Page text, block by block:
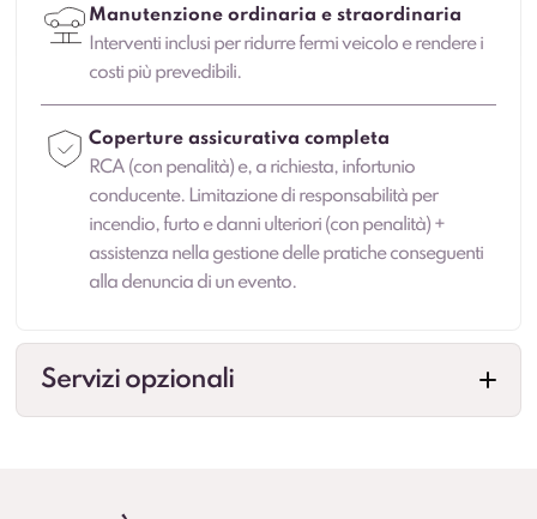
Manutenzione ordinaria e straordinaria
Interventi inclusi per ridurre fermi veicolo e rendere i
costi più prevedibili.
Coperture assicurativa completa
RCA (con penalità) e, a richiesta, infortunio
conducente. Limitazione di responsabilità per
incendio, furto e danni ulteriori (con penalità) +
assistenza nella gestione delle pratiche conseguenti
alla denuncia di un evento.
Servizi opzionali